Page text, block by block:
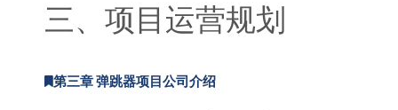
三、项目运营规划
第三章 弹跳器项目公司介绍